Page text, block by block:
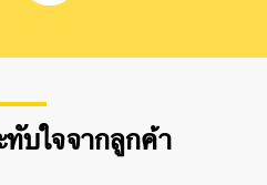
ทับใจจากลูกค้า